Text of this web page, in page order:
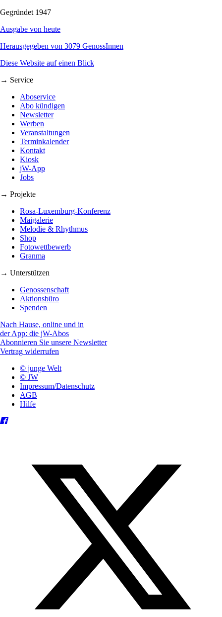
Gegründet 1947
Ausgabe von heute
Herausgegeben von 3079 GenossInnen
Diese Website auf einen Blick
→ Service
Aboservice
Abo kündigen
Newsletter
Werben
Veranstaltungen
Terminkalender
Kontakt
Kiosk
jW-App
Jobs
→ Projekte
Rosa-Luxemburg-Konferenz
Maigalerie
Melodie & Rhythmus
Shop
Fotowettbewerb
Granma
→ Unterstützen
Genossenschaft
Aktionsbüro
Spenden
Nach Hause, online und in
der App: die jW-Abos
Abonnieren Sie unsere Newsletter
Vertrag widerrufen
© junge Welt
© JW
Impressum/Datenschutz
AGB
Hilfe